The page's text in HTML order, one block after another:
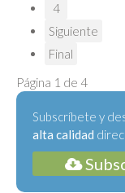
4
Siguiente
Final
Página 1 de 4
Subscríbete y
alta calidad